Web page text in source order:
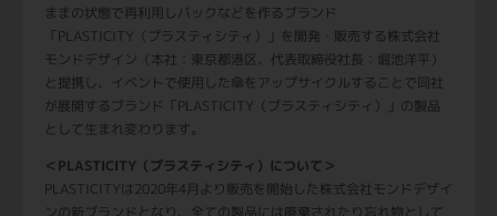
ままの状態で再利用しバックなどを作るブランド
「PLASTICITY（プラスティシティ）」を開発・販売する株式会社
モンドデザイン（本社：東京都港区、代表取締役社長：堀池洋平）
と提携し、イベントで使用した傘をアップサイクルすることで同社
が展開するブランド「PLASTICITY（プラスティシティ）」の製品
として生まれ変わります。
＜PLASTICITY（プラスティシティ）について＞
PLASTICITYは2020年4月より販売を開始した株式会社モンドデザイ
ンの新ブランドとなり、全ての製品には廃棄されたり忘れ物として